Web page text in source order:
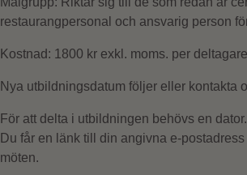
restaurangpersonal och ansvarig person
Kostnad: 1800 kr exkl. moms. per
Nya utbildningsdatum följer eller kontakta
För att delta i utbildningen behövs en
Du får en länk till din angivna e-
möten.